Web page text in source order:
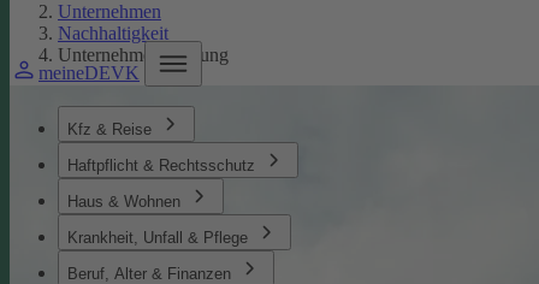
meineDEVK
Kfz & Reise
Haftpflicht & Rechtsschutz
Haus & Wohnen
Krankheit, Unfall & Pflege
Beruf, Alter & Finanzen
Unternehmen
Nachhaltigkeit
Unternehmensführung